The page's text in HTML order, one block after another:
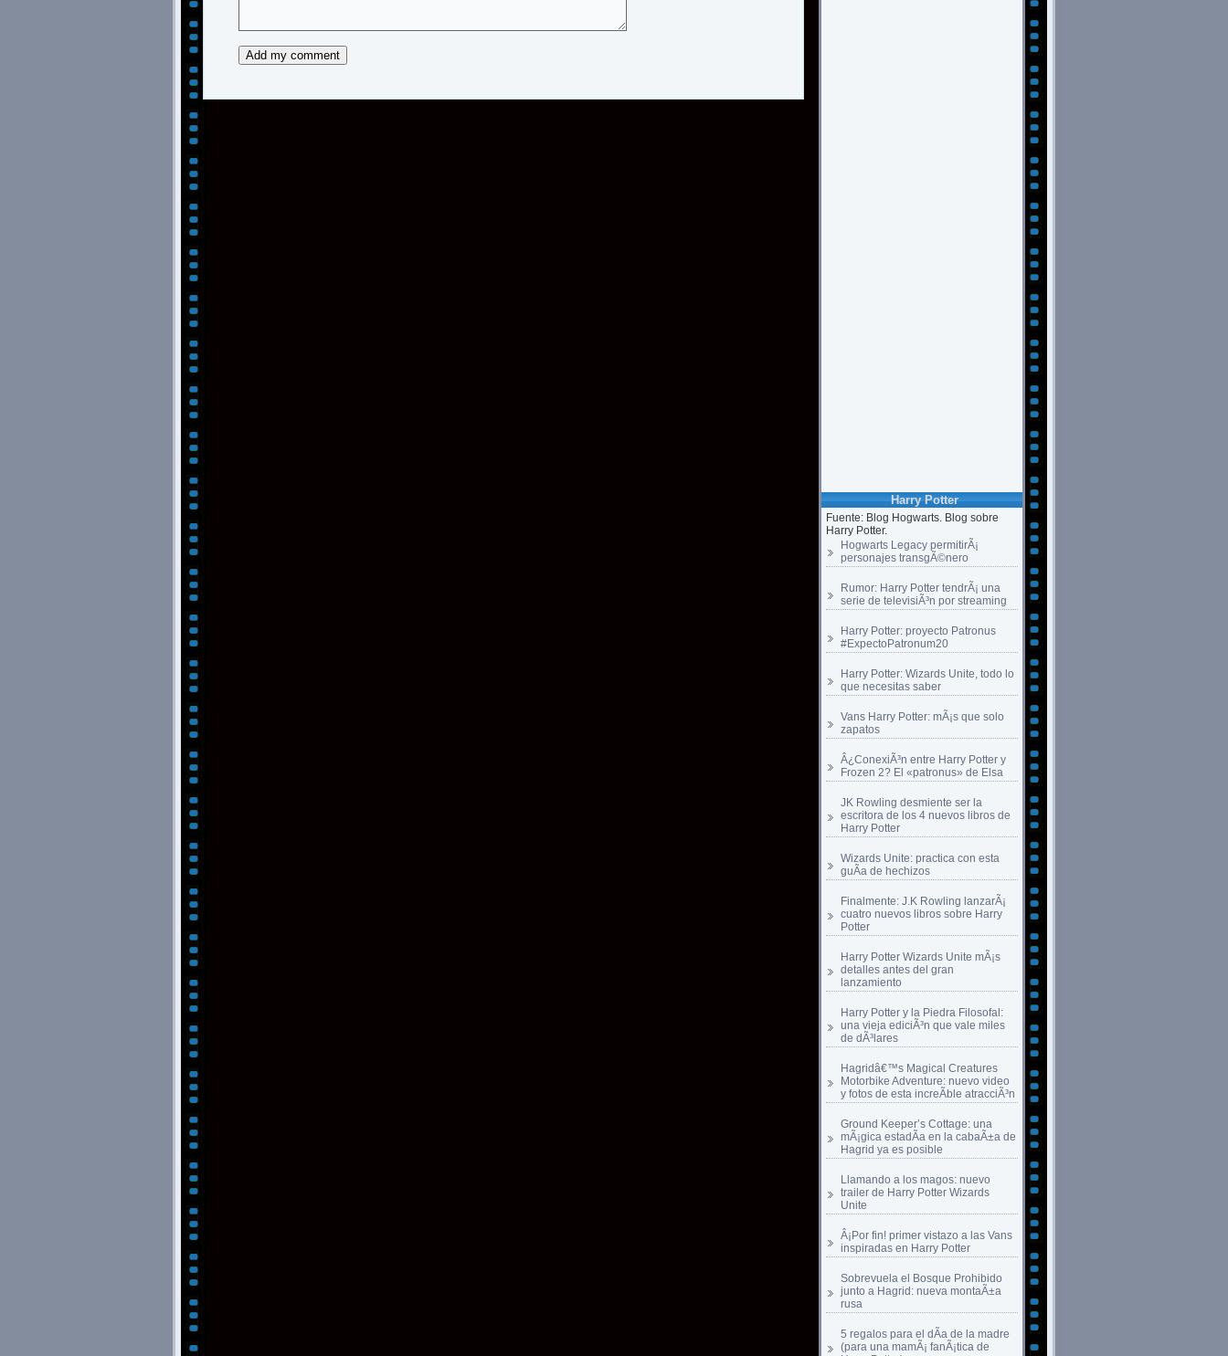
Harry Potter
Fuente: Blog Hogwarts. Blog sobre
Harry Potter.
Hogwarts Legacy permitirÃ¡
personajes transgÃ©nero
Rumor: Harry Potter tendrÃ¡ una
serie de televisiÃ³n por streaming
Harry Potter: proyecto Patronus
#ExpectoPatronum20
Harry Potter: Wizards Unite, todo lo
que necesitas saber
Vans Harry Potter: mÃ¡s que solo
zapatos
Â¿ConexiÃ³n entre Harry Potter y
Frozen 2? El «patronus» de Elsa
JK Rowling desmiente ser la
escritora de los 4 nuevos libros de
Harry Potter
Wizards Unite: practica con esta
guÃ­a de hechizos
Finalmente: J.K Rowling lanzarÃ¡
cuatro nuevos libros sobre Harry
Potter
Harry Potter Wizards Unite mÃ¡s
detalles antes del gran
lanzamiento
Harry Potter y la Piedra Filosofal:
una vieja ediciÃ³n que vale miles
de dÃ³lares
Hagridâ€™s Magical Creatures
Motorbike Adventure: nuevo video
y fotos de esta increÃ­ble atracciÃ³n
Ground Keeper’s Cottage: una
mÃ¡gica estadÃ­a en la cabaÃ±a de
Hagrid ya es posible
Llamando a los magos: nuevo
trailer de Harry Potter Wizards
Unite
Â¡Por fin! primer vistazo a las Vans
inspiradas en Harry Potter
Sobrevuela el Bosque Prohibido
junto a Hagrid: nueva montaÃ±a
rusa
5 regalos para el dÃ­a de la madre
(para una mamÃ¡ fanÃ¡tica de